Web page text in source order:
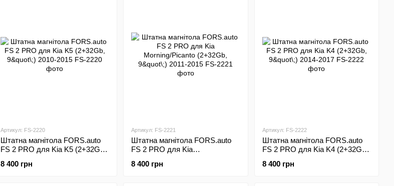
Артикул: FS-2220
Штатна магнітола FORS.auto
FS 2 PRO для Kia K5 (2+32Gb,
8 400 грн
Артикул: FS-2221
Штатна магнітола FORS.auto
FS 2 PRO для Kia
2011-2015
8 400 грн
Артикул: FS-2222
Штатна магнітола FORS.auto
FS 2 PRO для Kia K4 (2+32Gb,
8 400 грн